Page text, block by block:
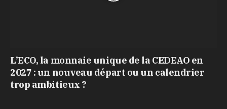
L’ECO, la monnaie unique de la CEDEAO en
2027 : un nouveau départ ou un calendrier
trop ambitieux ?